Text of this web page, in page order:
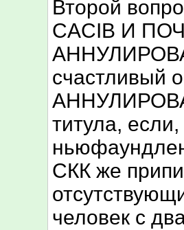
Второй
CACIB И
счастливый
титула,
СКК же
человек с